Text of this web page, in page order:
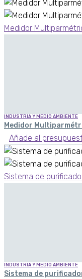
Medidor
INDUSTRIA Y MEDIO AMBIENTE
Medidor
Añade al
Sistema de
INDUSTRIA Y MEDIO AMBIENTE
Sistema de